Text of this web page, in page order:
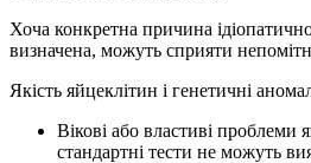
Хоча конкретна причина
визначена, можуть сприяти
Якість яйцеклітин і генетичні
Вікові або властиві проблеми
стандартні тести не можуть